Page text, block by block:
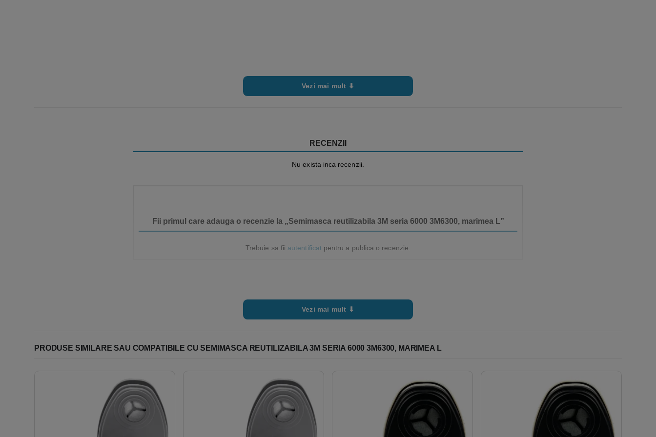
Vezi mai mult ⬇
RECENZII
Nu exista inca recenzii.
Fii primul care adauga o recenzie la „Semimasca reutilizabila 3M seria 6000 3M6300, marimea L”
Trebuie sa fii autentificatpentru a publica o recenzie.
Vezi mai mult ⬇
PRODUSE SIMILARE SAU COMPATIBILE CU SEMIMASCA REUTILIZABILA 3M SERIA 6000 3M6300, MARIMEA L